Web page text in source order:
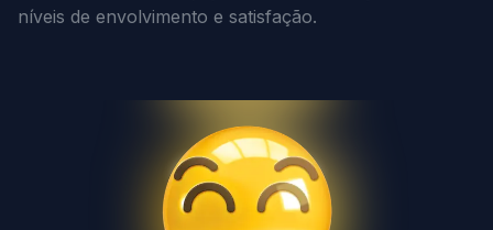
níveis de envolvimento e satisfação.